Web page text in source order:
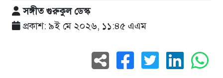
সঙ্গীত গুরুকুল ডেস্ক
প্রকাশ: ৯ই মে ২০২৬, ১১:৪৫ এএম